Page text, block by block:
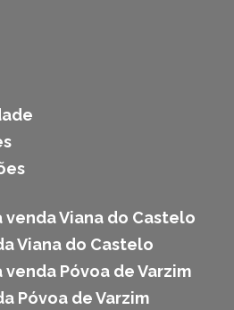
Viana do Castelo
Viana do Castelo
Póvoa de Varzim
Póvoa de Varzim